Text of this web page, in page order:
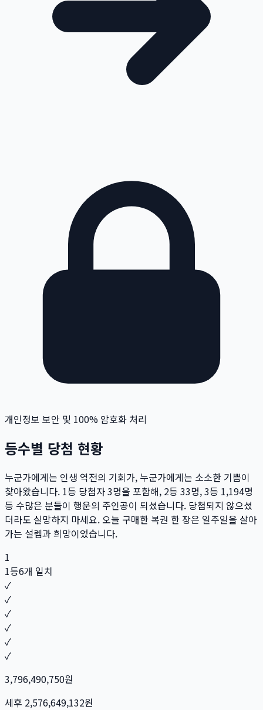
개인정보 보안 및 100% 암호화 처리
등수별 당첨 현황
누군가에게는 인생 역전의 기회가, 누군가에게는 소소한 기쁨이
찾아왔습니다. 1등 당첨자3명을 포함해, 2등 33명, 3등 1,194명
등 수많은 분들이 행운의 주인공이 되셨습니다. 당첨되지 않으셨
더라도 실망하지 마세요. 오늘 구매한 복권 한 장은 일주일을 살아
가는 설렘과 희망이었습니다.
1
1등6개 일치
✓
✓
✓
✓
✓
✓
3,796,490,750원
세후 2,576,649,132원